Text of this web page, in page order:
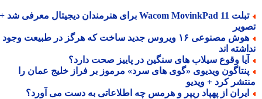
تبلت Wacom MovinkPad 11 برای هنرمندان دیجیتال معرفی شد +
هوش مصنوعی ۱۶ ویروس جدید ساخت که هرگز در طبیعت وجود
اند
وقوع سیلاب های سنگین در پاییز صحت دارد؟
ویدیوی «گوی های سرد» مرموز بر فراز خلیج عمان را
کرد + ویدیو
از پهپاد ریپر و هرمس چه اطلاعاتی به دست می آورد؟